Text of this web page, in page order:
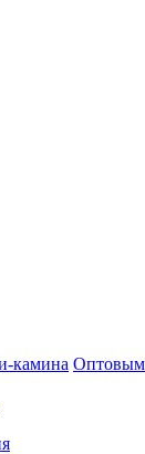
камина Оптовым